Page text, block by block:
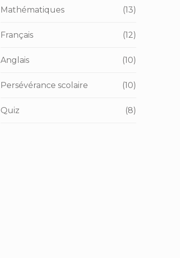
Mathématiques (13)
Français (12)
Anglais (10)
Persévérance scolaire (10)
Quiz (8)